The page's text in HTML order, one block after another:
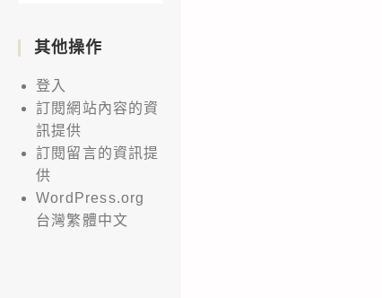
其他操作
登入
訂閱網站內容的資
訊提供
訂閱留言的資訊提
供
WordPress.org
台灣繁體中文